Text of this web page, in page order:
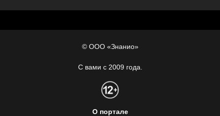
© ООО «Знанио»
С вами с 2009 года.
О портале